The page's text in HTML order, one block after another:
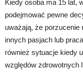
Kiedy osoba ma 15 lat,
podejmować pewne
uważają, że
innych pasjach lub
również sytuacje kiedy
względów zdrowotnych